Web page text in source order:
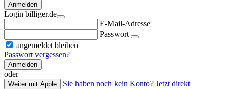
Anmelden
Login billiger.de
E-Mail-Adresse
Passwort
angemeldet bleiben
Passwort vergessen?
Anmelden
oder
Weiter mit Apple
Sie haben noch kein Konto? Jetzt direkt